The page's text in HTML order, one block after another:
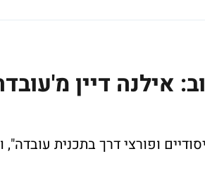
אילנה דיין
ופורצי דרך בתכנית עובדה",